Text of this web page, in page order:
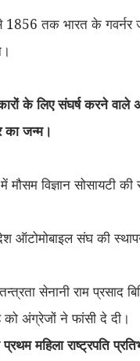
तक भारत के गवर्नर
के लिए संघर्ष करने वाले
का जन्म।
विज्ञान सोसायटी की
ऑटोमोबाइल संघ की
सेनानी राम प्रसाद
अंग्रेजों ने फांसी दे दी।
महिला राष्ट्रपति